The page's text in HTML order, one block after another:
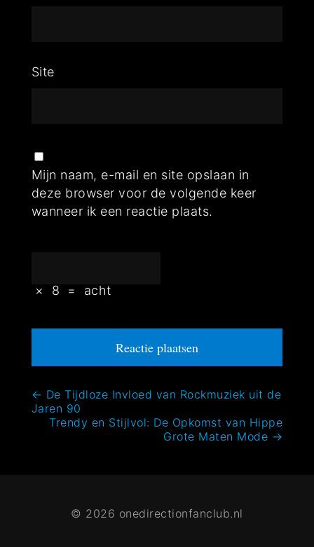
Site
Mijn naam, e-mail en site opslaan in
deze browser voor de volgende keer
wanneer ik een reactie plaats.
× 8 = acht
Bericht
navigatie
← De Tijdloze Invloed van Rockmuziek uit de
Jaren 90
Trendy en Stijlvol: De Opkomst van Hippe
Grote Maten Mode →
© 2026 onedirectionfanclub.nl